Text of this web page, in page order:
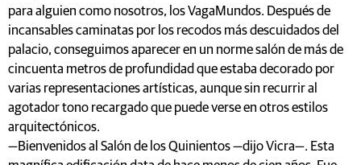
para alguien como nosotros, los VagaMundos. Después de
incansables caminatas por los recodos más descuidados del
palacio, conseguimos aparecer en un norme salón de más de
cincuenta metros de profundidad que estaba decorado por
varias representaciones artísticas, aunque sin recurrir al
agotador tono recargado que puede verse en otros estilos
arquitectónicos.
—Bienvenidos al Salón de los Quinientos —dijo Vicra—. Esta